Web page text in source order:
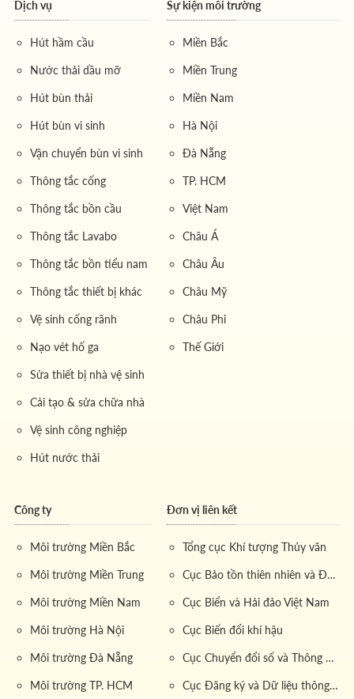
đảm bảo tính nhanh chóng, an toàn tuyệt đối và tuân thủ
nghiêm ngặt các tiêu chuẩn về bảo vệ môi trường. Sự
Miền Đông Nam Bộ, với vai trò là đầu tàu kinh tế của cả
nước, tập trung vô số khu công nghiệp trọng điểm, thu
hút hàng triệu lao động đến sinh sống và làm việc. Mật
mỗi ngày, đặt ra thách thức không nhỏ cho công tác thu
gom và xử lý nước thải hầm cầu. Để hoạt động sinh
hoạt và sản xuất không bị gián đoạn, việc tìm đến các
cùng quan trọng.Môi Trường Miền Đông
hiệu uy tín vềdịch vụ hút hầm cầu ,hút bể phốt
sinh, hầm tiêu phân, và bồn cầu lưu động tại TP. HCM,
vận hành bởiCông ty
Môi Trường Miền Đông, luôn sẵn
sàng đáp ứng mọi yêu cầu của Quý khách.
Những cam kết vàng tạo dựng uy tín cho Môi Trường
hàng bao gồm:
Bình ổn giá: Mức
Thi công nhanh gọn
: Quy trình làm việc khoa học, tiết
Không đập phá
: Áp dụng công nghệ hiện đại, hạn chế
tối đa ảnh hưởng đến kết cấu công trình.
Bảo hành tận tâm: Chính sách bảo hành rõ ràng, hỗ trợ
khách hàng chu đáo.
Dịch vụ chuyên nghiệp
: Đội ngũ nhân viên tay nghề
Dịch vụ
Hút hầm cầu
Nước thải dầu mỡ
Hút bùn thải
Hút bùn vi sinh
Vận chuyển bùn vi sinh
Thông tắc cống
Thông tắc bồn cầu
Thông tắc Lavabo
Thông tắc bồn tiểu nam
Thông tắc thiết bị khác
Vệ sinh cống rãnh
Nạo vét hố ga
Sửa thiết bị nhà vệ sinh
Cải tạo & sửa chữa nhà
Vệ sinh công nghiệp
Hút nước thải
Sự kiện môi trường
Miền Bắc
Miền Trung
Miền Nam
Hà Nội
Đà Nẵng
TP. HCM
Việt Nam
Châu Á
Châu Âu
Châu Mỹ
Châu Phi
Thế Giới
Công ty
Môi trường Miền Bắc
Môi trường Miền Trung
Môi trường Miền Nam
Môi trường Hà Nội
Môi trường Đà Nẵng
Môi trường TP. HCM
Đơn vị liên kết
Tổng cục Khí tượng Thủy văn
Cục Bảo tồn thiên nhiên và Đa dạng sinh học
Cục Biển và Hải đảo Việt Nam
Cục Biến đổi khí hậu
Cục Chuyển đổi số và Thông tin dữ liệu tài nguyên môi trường
Cục Đăng ký và Dữ liệu thông tin đất đai